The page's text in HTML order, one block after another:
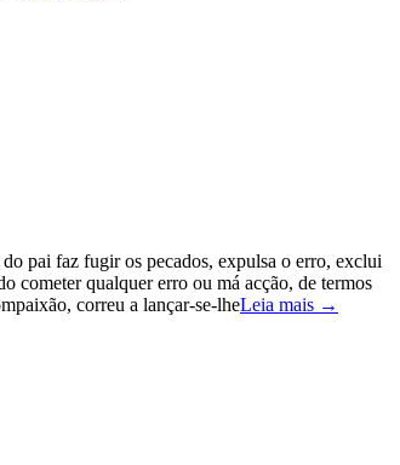
pai faz fugir os pecados, expulsa o erro, exclui
cometer qualquer erro ou má acção, de termos
correu a lançar-se-lheLeia mais →